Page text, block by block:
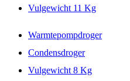
Vulgewicht 11 Kg
Warmtepompdroger
Condensdroger
Vulgewicht 8 Kg